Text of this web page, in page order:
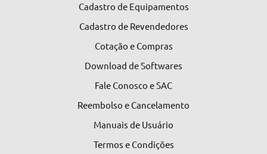
Cadastro de Equipamentos
Cadastro de Revendedores
Cotação e Compras
Download de Softwares
Fale Conosco e SAC
Reembolso e Cancelamento
Manuais de Usuário
Termos e Condições